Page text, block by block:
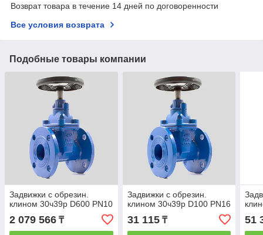
Возврат товара в течение 14 дней по договоренности
Все условия возврата
Подобные товары компании
Задвижки с обрезин.
клином 30ч39р D600 PN10
2 079 566 ₸
Задвижки с обрезин.
клином 30ч39р D100 PN16
31 115₸ 51